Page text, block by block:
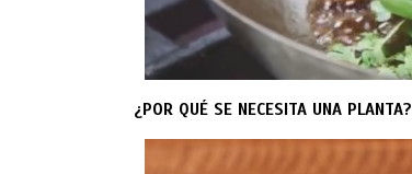
¿POR QUÉ SE NECESITA UNA PLANTA?